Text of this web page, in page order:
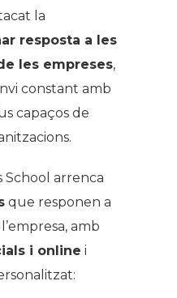
la
resposta a les
les empreses,
constant amb
capaços de
School arrenca
que responen a
amb
i online i